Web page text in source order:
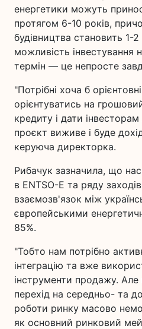
енергетики можуть
протягом 6-10 років,
будівництва становить 1-
можливість інвестування
термін — це непросте
"Потрібні хоча б
орієнтуватись на
кредиту і дати інвесторам
проєкт виживе і буде
керуюча директорка.
Рибачук зазначила, що
в ENTSO-E та ряду заходів
взаємозв'язок між
європейськими
85%.
"Тобто нам потрібно
інтеграцію та вже
інструменти продажу. Але
перехід на середньо- та
роботи ринку масово
як основний ринковий